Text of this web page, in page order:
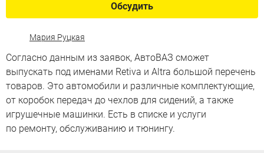
Обсудить
Мария Руцкая
Согласно данным из заявок, АвтоВАЗ сможет
выпускать под именами Retiva и Altra большой перечень
товаров. Это автомобили и различные комплектующие,
от коробок передач до чехлов для сидений, а также
игрушечные машинки. Есть в списке и услуги
по ремонту, обслуживанию и тюнингу.